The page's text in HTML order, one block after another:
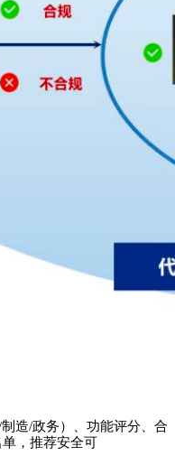
造/政务）、功能评分、合
，推荐安全可